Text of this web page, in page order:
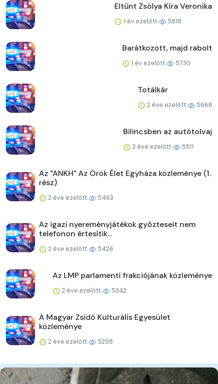
Eltűnt Zsólya Kíra Veronika
1 év ezelőtt 5818
Barátkozott, majd rabolt
1 év ezelőtt 5730
Totálkár
2 éve ezelőtt 5668
Bilincsben az autótolvaj
2 éve ezelőtt 5511
Az "ANKH" Az Örök Élet Egyháza közleménye (1.
rész)
2 éve ezelőtt 5463
Az igazi nyereményjátékok győzteseit nem
telefonon értesítik...
2 éve ezelőtt 5426
Az LMP parlamenti frakciójának közleménye
2 éve ezelőtt 5342
A Magyar Zsidó Kulturális Egyesület
közleménye
2 éve ezelőtt 5298